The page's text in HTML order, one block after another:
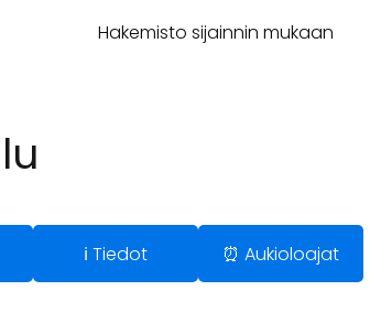
Hakemisto sijainnin mukaan
ℹ️ Tiedot ⏰ Aukioloajat